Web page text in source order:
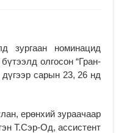
зургаан номинацид
олгосон “Гран-
сарын 23, 26 нд
ерөнхий зураачаар
Т.Сэр-Од, ассистент